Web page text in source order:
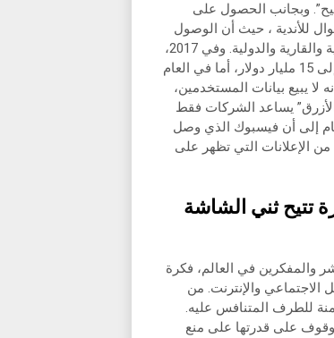
وبجانب الحصول على
للأندية ، حيث أن الوصول
إلى نهائي دوري أبطال أوروبا يضخ على الأندية مبالغ من قبل الاتحادات المحلية والقارية والدولية. وفي 2017،
وصلت عائدات موقع “فيسبوك” إلى 40 مليار دولار، فيما وصل الربح الصافي إلى 15 مليار دولار، أما في العام
ويؤكد “فيسبوك” أنه لا يبيع بيانات المستخدمين،
يساعد الشركات فقط
إلى أن فيسبوك الذي وصل
من 2019، يجني أغلب عائداته من الإعلانات التي تظهر على
تتيح ثني الشاشة
والمفكرين في العالم، فكرة
والإنترنت. من
للطرف المتنافس عليه.
على قدرتها على منع